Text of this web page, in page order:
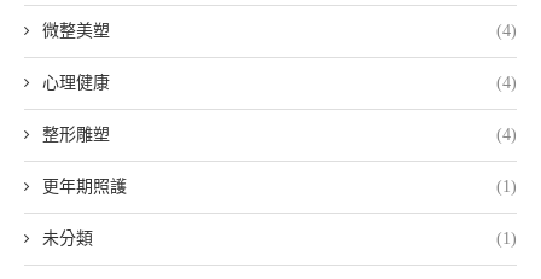
微整美塑 (4)
心理健康 (4)
整形雕塑 (4)
更年期照護 (1)
未分類 (1)